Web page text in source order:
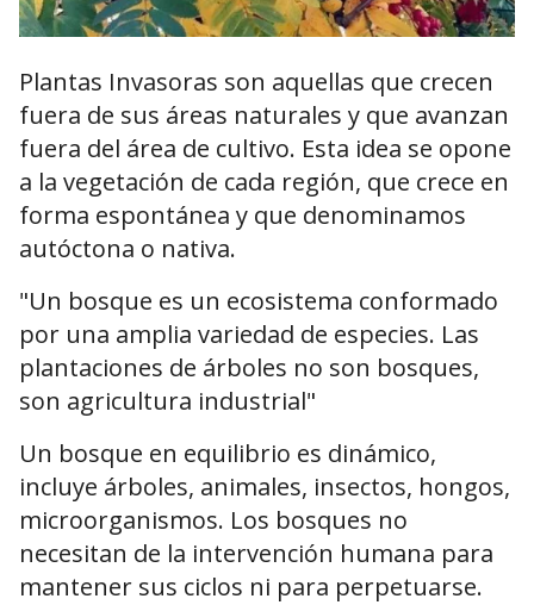
Plantas Invasoras son aquellas que crecen
fuera de sus áreas naturales y que avanzan
fuera del área de cultivo. Esta idea se opone
a la vegetación de cada región, que crece en
forma espontánea y que denominamos
autóctona o nativa.
"Un bosque es un ecosistema conformado
por una amplia variedad de especies. Las
plantaciones de árboles no son bosques,
son agricultura industrial"
Un bosque en equilibrio es dinámico,
incluye árboles, animales, insectos, hongos,
microorganismos. Los bosques no
necesitan de la intervención humana para
mantener sus ciclos ni para perpetuarse.